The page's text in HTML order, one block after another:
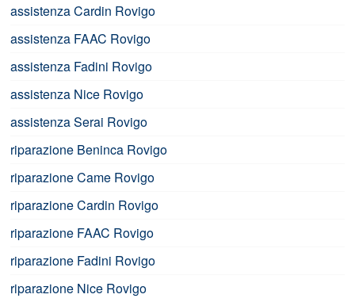
assistenza Cardin Rovigo
assistenza FAAC Rovigo
assistenza Fadini Rovigo
assistenza Nice Rovigo
assistenza Serai Rovigo
riparazione Beninca Rovigo
riparazione Came Rovigo
riparazione Cardin Rovigo
riparazione FAAC Rovigo
riparazione Fadini Rovigo
riparazione Nice Rovigo